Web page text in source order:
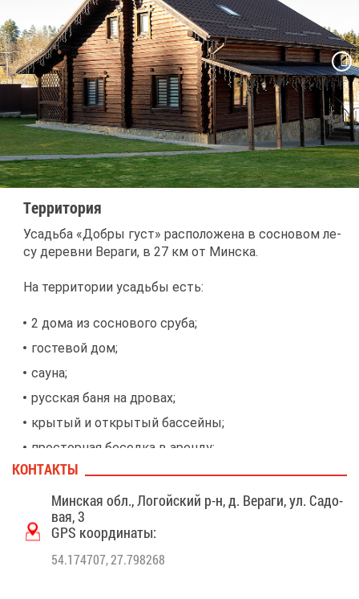
Тер­ри­то­рия
Усадь­ба «Доб­ры густ» рас­по­ло­же­на в сос­но­вом ле­
су де­рев­ни Ве­ра­ги, в 27 км от Мин­ска.
На тер­ри­то­рии усадь­бы есть:
2 до­ма из сос­но­во­го сру­ба;
го­сте­вой дом;
сау­на;
рус­ская ба­ня на дро­вах;
кры­тый и от­кры­тый бас­сей­ны;
про­стор­ная бе­сед­ка в арен­ду;
зо­на бар­бекю с ка­за­ном и ман­га­лом;
во­лей­боль­ная пло­щад­ка.
Непо­да­ле­ку рас­по­ло­же­ны по­пу­ляр­ные гор­но­лыж­
КОН­ТАК­ТЫ
Мин­ская обл., Ло­гой­ский р-н, д. Ве­ра­ги, ул. Са­до­
вая, 3
GPS ко­ор­ди­на­ты:
54.174707, 27.798268